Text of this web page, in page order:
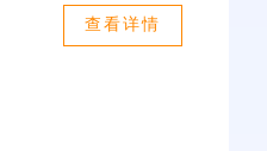
查看详情